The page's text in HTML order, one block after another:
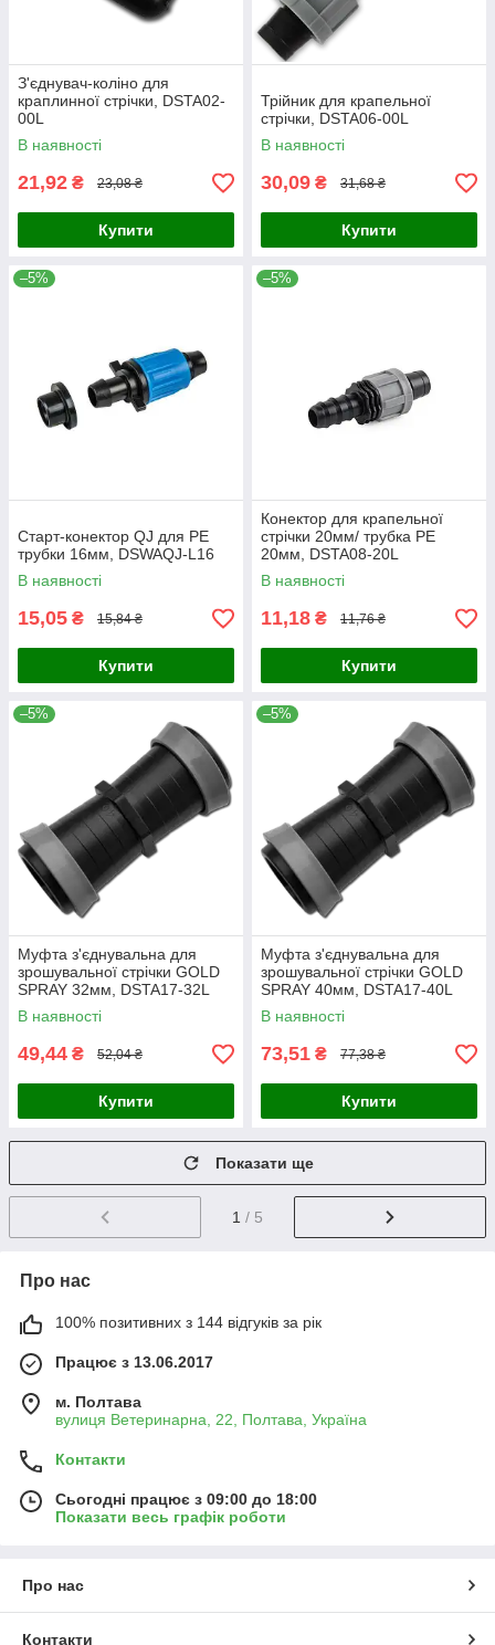
З'єднувач-коліно для
краплинної стрічки, DSTA02-
00L
В наявності
21,92 ₴ 23,08 ₴
Купити
Трійник для крапельної
стрічки, DSTA06-00L
В наявності
30,09 ₴ 31,68 ₴
Купити
–5%
Старт-конектор QJ для PE
трубки 16мм, DSWAQJ-L16
В наявності
15,05 ₴ 15,84 ₴
Купити
–5%
Конектор для крапельної
стрічки 20мм/ трубка PE
20мм, DSTA08-20L
В наявності
11,18 ₴ 11,76 ₴
Купити
–5%
Муфта з'єднувальна для
зрошувальної стрічки GOLD
SPRAY 32мм, DSTA17-32L
В наявності
49,44 ₴ 52,04 ₴
Купити
–5%
Муфта з'єднувальна для
зрошувальної стрічки GOLD
SPRAY 40мм, DSTA17-40L
В наявності
73,51 ₴ 77,38 ₴
Купити
Показати ще
1 / 5
Про нас
100% позитивних з 144 відгуків за рік
Працює з 13.06.2017
м. Полтава
вулиця Ветеринарна, 22, Полтава, Україна
Контакти
Сьогодні працює з 09:00 до 18:00
Показати весь графік роботи
Про нас
Контакти